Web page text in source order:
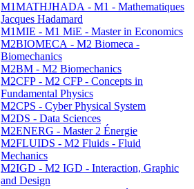
M1MATHJHADA - M1 - Mathematiques
Jacques Hadamard
M1MIE - M1 MiE - Master in Economics
M2BIOMECA - M2 Biomeca -
Biomechanics
M2BM - M2 Biomechanics
M2CFP - M2 CFP - Concepts in
Fundamental Physics
M2CPS - Cyber Physical System
M2DS - Data Sciences
M2ENERG - Master 2 Énergie
M2FLUIDS - M2 Fluids - Fluid
Mechanics
M2IGD - M2 IGD - Interaction, Graphic
and Design